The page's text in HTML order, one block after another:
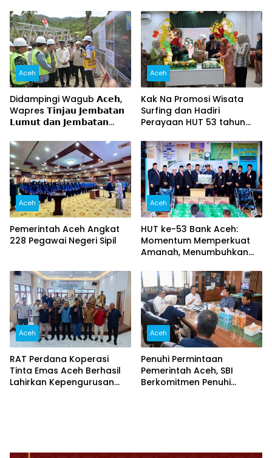
Aceh
Didampingi Wagub 𝗔𝗰𝗲𝗵,
Wapres 𝗧𝗶𝗻𝗷𝗮𝘂 𝗝𝗲𝗺𝗯𝗮𝘁𝗮𝗻
𝗟𝘂𝗺𝘂𝘁 𝗱𝗮𝗻 𝗝𝗲𝗺𝗯𝗮𝘁𝗮𝗻
Aceh
Kak Na Promosi Wisata
Surfing dan Hadiri
Perayaan HUT 53 tahun
Aceh
Pemerintah Aceh Angkat
228 Pegawai Negeri Sipil
Aceh
HUT ke-53 Bank Aceh:
Momentum Memperkuat
Amanah, Menumbuhkan
Aceh
RAT Perdana Koperasi
Tinta Emas Aceh Berhasil
Lahirkan Kepengurusan
Aceh
Penuhi Permintaan
Pemerintah Aceh, SBI
Berkomitmen Penuhi